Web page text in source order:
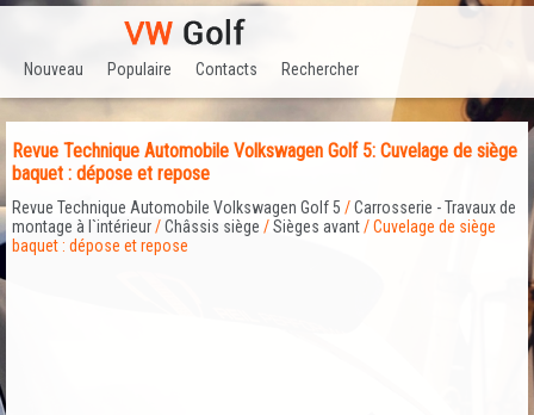
Nouveau Populaire Contacts Rechercher
Revue Technique Automobile Volkswagen Golf 5: Cuvelage de siège
baquet : dépose et repose
Revue Technique Automobile Volkswagen Golf 5 /Carrosserie - Travaux de
montage à l`intérieur/Châssis siège /Sièges avant/ Cuvelage de siège
baquet : dépose et repose